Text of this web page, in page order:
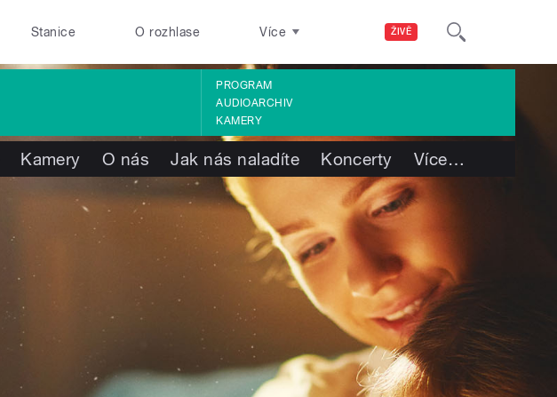
ŽIVĚ
Stanice O rozhlase Více
PROGRAM
AUDIOARCHIV
KAMERY
Kamery O nás Jak nás naladíte Koncerty Více…